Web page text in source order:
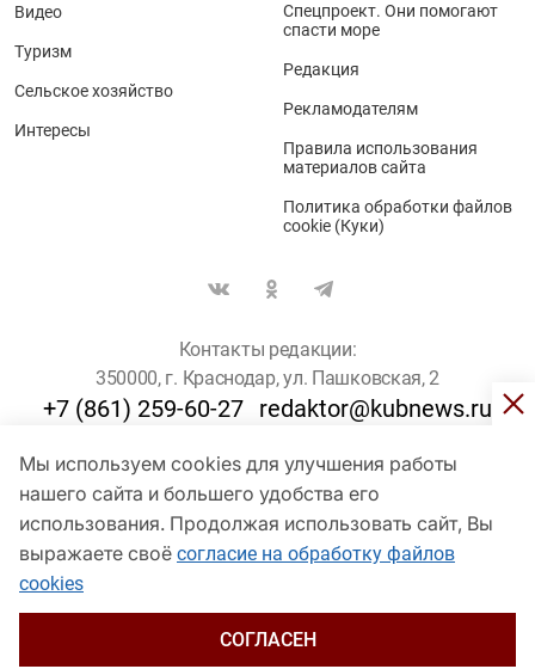
Мы используем cookies для улучшения работы
нашего сайта и большего удобства его
использования. Продолжая использовать сайт, Вы
выражаете своё согласие на обработку файлов
cookies
СОГЛАСЕН
Видео
Туризм
Сельское хозяйство
Интересы
Спецпроект. Они помогают
спасти море
Редакция
Рекламодателям
Правила использования
материалов сайта
Политика обработки файлов
cookie (Куки)
Контакты редакции:
350000, г. Краснодар, ул. Пашковская, 2
+7 (861) 259-60-27 redaktor@kubnews.ru
Для пользователей старше 16 лет
© Кубанские Новости, 2017
Сетевое издание «kubnews» зарегистрировано Федеральной
службой по надзору в сфере связи, информационных технологий
и массовых коммуникаций (Роскомнадзор). Регистрационный
Пашковская, 2). Главный редактор – Филиппов О. Ю.